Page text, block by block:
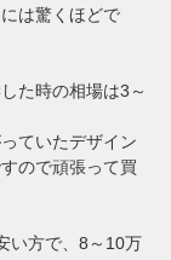
は驚くほどで
た時の相場は3～
ていたデザイン
ので頑張って買
い方で、8～10万